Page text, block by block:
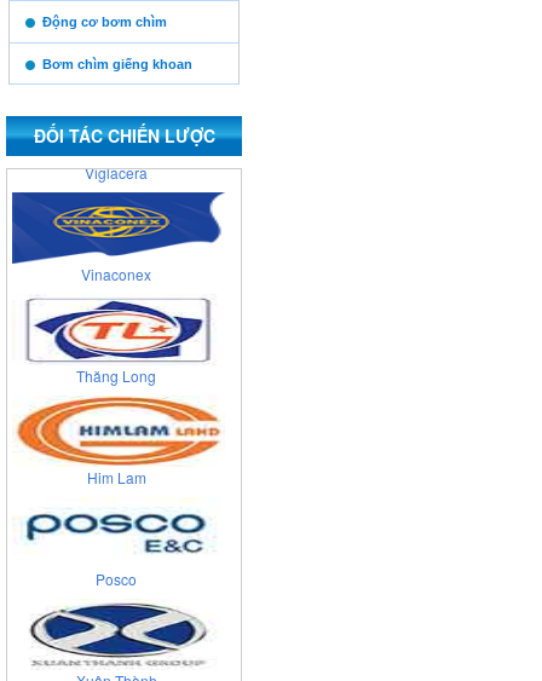
https:/www.high-
endrolex.com/13
Động cơ bơm chìm
Bơm chìm giếng khoan
ĐỐI TÁC CHIẾN LƯỢC
Cienco 4
Viglacera
Vinaconex
Thăng Long
Him Lam
Xuân Thành